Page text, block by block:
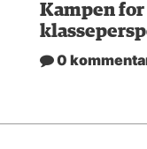
Kampen
0